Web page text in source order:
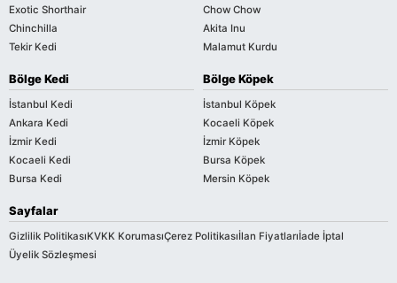
Exotic Shorthair
Chinchilla
Tekir Kedi
Chow Chow
Akita Inu
Malamut Kurdu
Bölge Kedi
İstanbul Kedi
Ankara Kedi
İzmir Kedi
Kocaeli Kedi
Bursa Kedi
Bölge Köpek
İstanbul Köpek
Kocaeli Köpek
İzmir Köpek
Bursa Köpek
Mersin Köpek
Sayfalar
Gizlilik PolitikasıKVKK KorumasıÇerez Politikasıİlan Fiyatlarıİade İptal
Üyelik Sözleşmesi